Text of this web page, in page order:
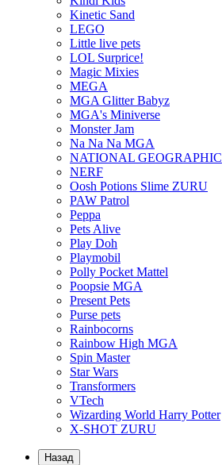
Kinetic Sand
LEGO
Little live pets
LOL Surprice!
Magic Mixies
MEGA
MGA Glitter Babyz
MGA's Miniverse
Monster Jam
Na Na Na MGA
NATIONAL GEOGRAPHIC
NERF
Oosh Potions Slime ZURU
PAW Patrol
Peppa
Pets Alive
Play Doh
Playmobil
Polly Pocket Mattel
Poopsie MGA
Present Pets
Purse pets
Rainbocorns
Rainbow High MGA
Spin Master
Star Wars
Transformers
VTech
Wizarding World Harry Potter
X-SHOT ZURU
Назад